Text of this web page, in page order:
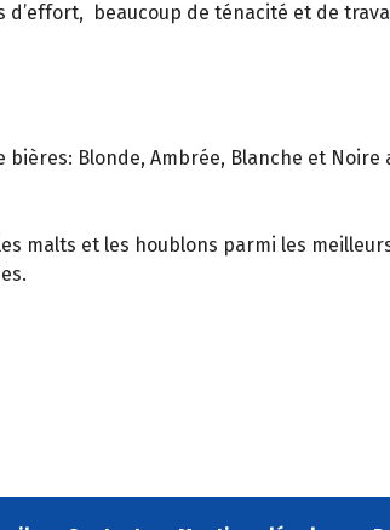
d’effort, beaucoup de ténacité et de
bières: Blonde, Ambrée, Blanche et
malts et les houblons parmi les